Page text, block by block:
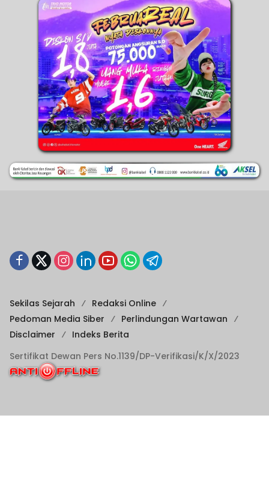
Sekilas Sejarah
Redaksi Online
Pedoman Media Siber
Perlindungan Wartawan
Disclaimer
Indeks Berita
Sertifikat Dewan Pers No.1139/DP-Verifikasi/K/X/2023